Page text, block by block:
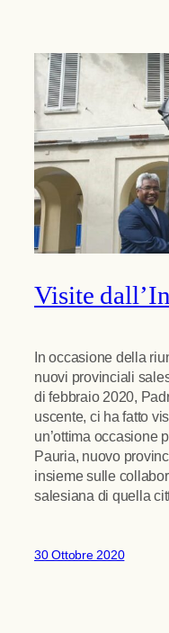
Visite
In occasione della
nuovi provinciali
di febbraio 2020,
uscente, ci ha fatto
un’ottima occasione
Pauria, nuovo
insieme sulle
salesiana di quella
30 Ottobre 2020